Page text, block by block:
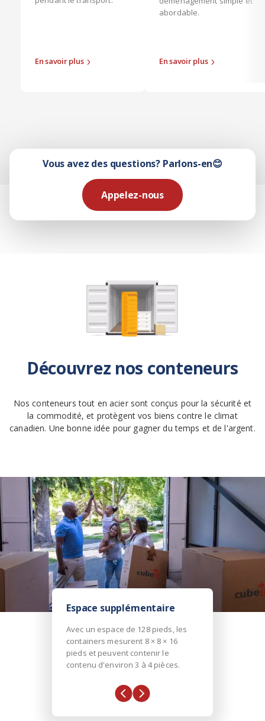
En savoir plus
abordable.
En savoir plus
Vous avez des questions? Parlons-en😊
Appelez-nous
Découvrez nos conteneurs
Nos conteneurs tout en acier sont conçus pour la sécurité et
la commodité, et protègent vos biens contre le climat
canadien. Une bonne idée pour gagner du temps et de l'argent.
Espace supplémentaire
Avec un espace de 128 pieds, les
containers mesurent 8 × 8 × 16
pieds et peuvent contenir le
contenu d'environ 3 à 4 pièces.